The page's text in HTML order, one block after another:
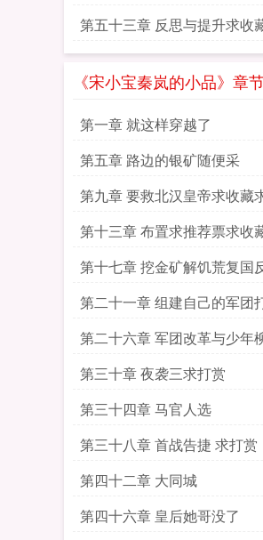
第五十三章 反思与提升求收
《宋小宝秦岚的小品》章
第一章 就这样穿越了
第五章 路边的银矿随便采
第九章 要救北汉皇帝求收藏
第十三章 布置求推荐票求收
第十七章 挖金矿解饥荒复国
求推荐票求收藏
第二十一章 组建自己的军团
荐票求收藏
第二十六章 军团改革与少年
恼求打赏
第三十章 夜袭三求打赏
第三十四章 马官人选
第三十八章 首战告捷 求打赏
第四十二章 大同城
第四十六章 皇后她哥没了